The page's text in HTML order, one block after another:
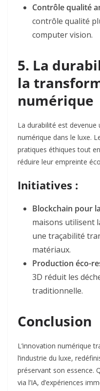
Contrôle qualité
contrôle qualité
computer vision.
5. La
la
numérique
La durabilité est devenue
numérique dans le luxe.
pratiques éthiques tout
réduire leur empreinte
Initiatives :
Blockchain pour
maisons utilisent
une traçabilité
matériaux.
Production éco-
3D réduit les
traditionnelle.
Conclusion
L’innovation numérique
l’industrie du luxe,
préservant son essence.
via l’IA, d’expériences